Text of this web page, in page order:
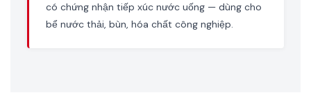
có chứng nhận tiếp xúc nước uống — dùng cho
bể nước thải, bùn, hóa chất công nghiệp.